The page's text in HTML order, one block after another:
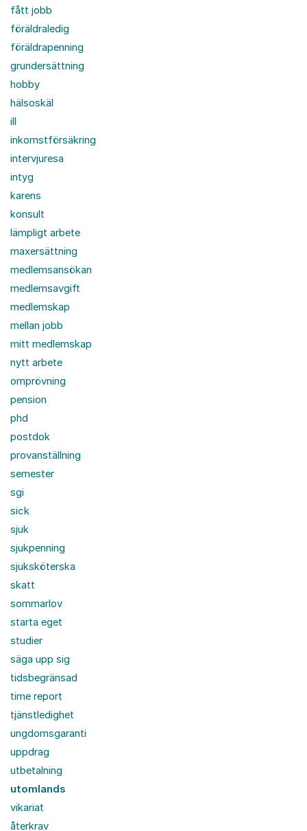
fått jobb
föräldraledig
föräldrapenning
grundersättning
hobby
hälsoskäl
ill
inkomstförsäkring
intervjuresa
intyg
karens
konsult
lämpligt arbete
maxersättning
medlemsansökan
medlemsavgift
medlemskap
mellan jobb
mitt medlemskap
nytt arbete
omprövning
pension
phd
postdok
provanställning
semester
sgi
sick
sjuk
sjukpenning
sjuksköterska
skatt
sommarlov
starta eget
studier
säga upp sig
tidsbegränsad
time report
tjänstledighet
ungdomsgaranti
uppdrag
utbetalning
utomlands
vikariat
återkrav